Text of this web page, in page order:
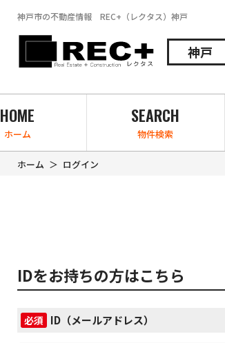
神戸市の不動産情報 REC+（レクタス）神戸
神戸
HOME
ホーム
SEARCH
物件検索
ホーム ログイン
IDをお持ちの方はこちら
必須 ID（メールアドレス）